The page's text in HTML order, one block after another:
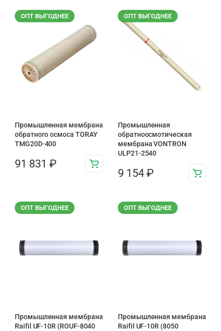
ОПТ ВЫГОДНЕЕ
Промышленная мембрана
обратного осмоса TORAY
TMG20D-400
91 831 ₽
ОПТ ВЫГОДНЕЕ
Промышленная
обратноосмотическая
мембрана VONTRON
ULP21-2540
9 154 ₽
ОПТ ВЫГОДНЕЕ
Промышленная мембрана
Raifil UF-10R (ROUF-8040
ОПТ ВЫГОДНЕЕ
Промышленная мембрана
Raifil UF-10R (8050